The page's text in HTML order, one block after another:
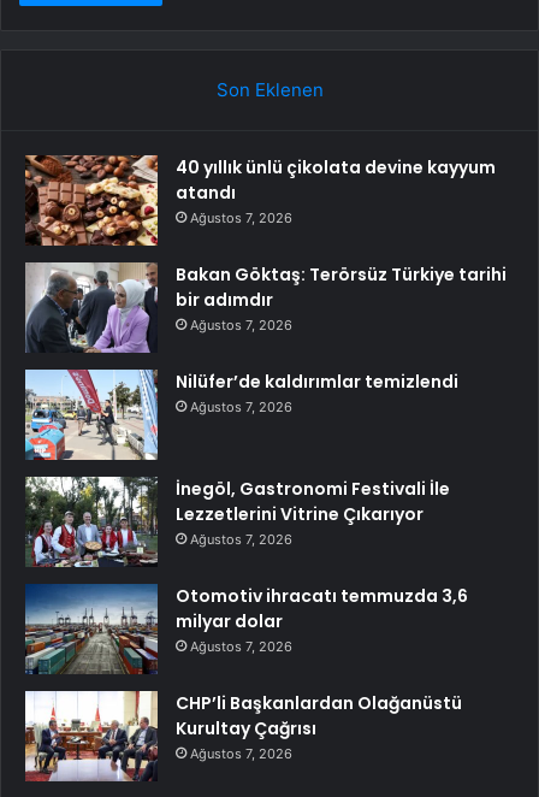
Son Eklenen
40 yıllık ünlü çikolata devine kayyum
atandı
Ağustos 7, 2026
Bakan Göktaş: Terörsüz Türkiye tarihi
bir adımdır
Ağustos 7, 2026
Nilüfer’de kaldırımlar temizlendi
Ağustos 7, 2026
İnegöl, Gastronomi Festivali İle
Lezzetlerini Vitrine Çıkarıyor
Ağustos 7, 2026
Otomotiv ihracatı temmuzda 3,6
milyar dolar
Ağustos 7, 2026
CHP’li Başkanlardan Olağanüstü
Kurultay Çağrısı
Ağustos 7, 2026